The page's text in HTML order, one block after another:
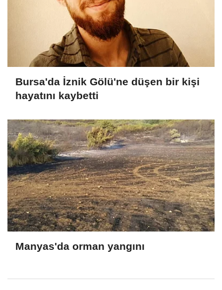
Bursa'da İznik Gölü'ne düşen bir kişi
hayatını kaybetti
Manyas'da orman yangını